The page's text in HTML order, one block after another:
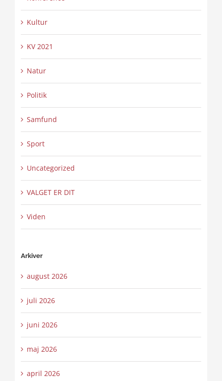
Kultur
KV 2021
Natur
Politik
Samfund
Sport
Uncategorized
VALGET ER DIT
Viden
Arkiver
august 2026
juli 2026
juni 2026
maj 2026
april 2026